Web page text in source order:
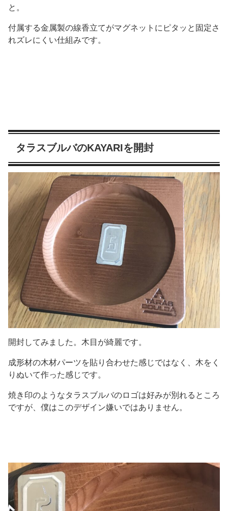
と。
付属する金属製の線香立てがマグネットにピタッと固定さ
れズレにくい仕組みです。
タラスブルバのKAYARIを開封
開封してみました。木目が綺麗です。
成形材の木材パーツを貼り合わせた感じではなく、木をく
りぬいて作った感じです。
焼き印のようなタラスブルバのロゴは好みが別れるところ
ですが、僕はこのデザイン嫌いではありません。